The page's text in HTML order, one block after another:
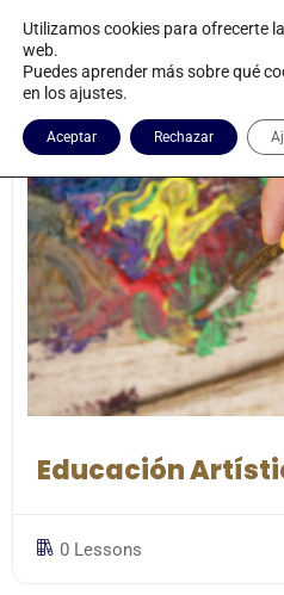
Educación
0 Lessons
Utilizamos cookies para ofrecerte
web.
Puedes aprender más sobre qué
en los ajustes.
Aceptar Rechazar